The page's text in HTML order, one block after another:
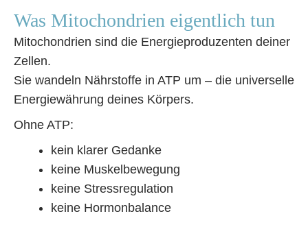
Was Mitochondrien eigentlich tun
Mitochondrien sind die Energieproduzenten deiner
Zellen.
Sie wandeln Nährstoffe in ATP um – die universelle
Energiewährung deines Körpers.
Ohne ATP:
kein klarer Gedanke
keine Muskelbewegung
keine Stressregulation
keine Hormonbalance